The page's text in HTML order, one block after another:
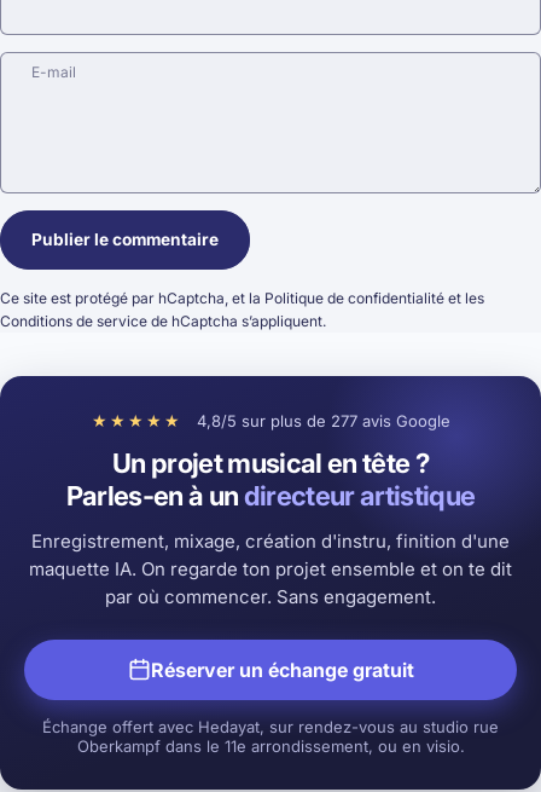
E-mail
Message
Publier le commentaire
Ce site est protégé par hCaptcha, et la Politique de confidentialité et les
Conditions de service de hCaptcha s’appliquent.
★★★★★ 4,8/5 sur plus de 277 avis Google
Un projet musical en tête ?
Parles-en à undirecteur artistique
Enregistrement, mixage, création d'instru, finition d'une
maquette IA. On regarde ton projet ensemble et on te dit
par où commencer. Sans engagement.
Réserver un échange gratuit
Échange offert avec Hedayat, sur rendez-vous au studio rue
Oberkampf dans le 11e arrondissement, ou en visio.